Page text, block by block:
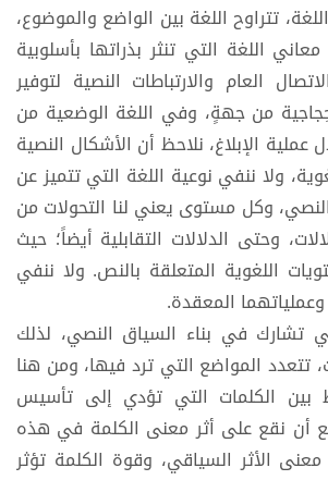
تتراوح اللغة بين الواضع والموضوع،
اللغة التي تنثر بذراتها بأسلوبية
العام والارتباطات النصية لتوفير
من جهةٍ، وفي اللغة الوضعية من
الإبلاغ، نلاحظ أن الأشكال النصية
ولا ننفي نوعية اللغة التي تتميز عن
وكل مستوى يعني لنا التحولات من
وحتى الدلالات التقابلية أيضاً؛ حيث
اللغوية المتعلقة بالنص. ولا ننفي
المعقدة.
تشارك في بناء السياق النصي، لذلك
تتعدد المواضع التي ترد فيها، ومن هنا
بين الكلمات التي تؤدي إلى تأسيس
أن نقع على أثر معنى الكلمة في هذه
معنى الأثر السياقي، وقوة الكلمة تؤثر